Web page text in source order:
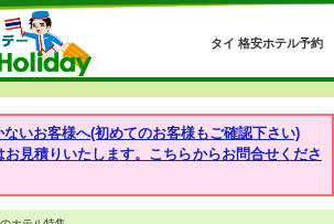
タイ 格安ホテル予約
いお客様へ(初めてのお客様もご確認下さい)
見積りいたします。こちらからお問合せくださ